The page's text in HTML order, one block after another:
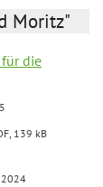
Moritz"
die
139 kB